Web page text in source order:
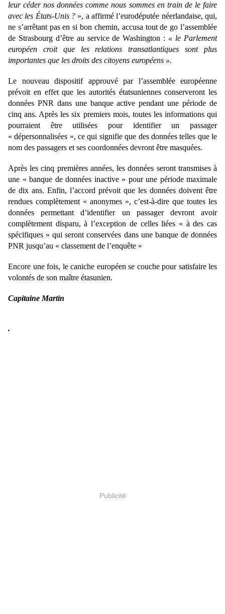
leur céder nos données comme nous sommes en train de le faire
avec les États-Unis ? », a affirmé l’eurodéputée néerlandaise, qui,
ne s’arrêtant pas en si bon chemin, accusa tout de go l’assemblée
de Strasbourg d’être au service de Washington : « le Parlement
européen croit que les relations transatlantiques sont plus
importantes que les droits des citoyens européens ».
Le nouveau dispositif approuvé par l’assemblée européenne
prévoit en effet que les autorités étatsuniennes conserveront les
données PNR dans une banque active pendant une période de
cinq ans. Après les six premiers mois, toutes les informations qui
pourraient être utilisées pour identifier un passager
« dépersonnalisées », ce qui signifie que des données telles que le
nom des passagers et ses coordonnées devront être masquées.
Après les cinq premières années, les données seront transmises à
une « banque de données inactive » pour une période maximale
de dix ans. Enfin, l’accord prévoit que les données doivent être
rendues complètement « anonymes », c’est-à-dire que toutes les
données permettant d’identifier un passager devront avoir
complètement disparu, à l’exception de celles liées « à des cas
spécifiques » qui seront conservées dans une banque de données
PNR jusqu’au « classement de l’enquête »
Encore une fois, le caniche européen se couche pour satisfaire les
volontés de son maître étasunien.
Capitaine Martin
.
Publicité